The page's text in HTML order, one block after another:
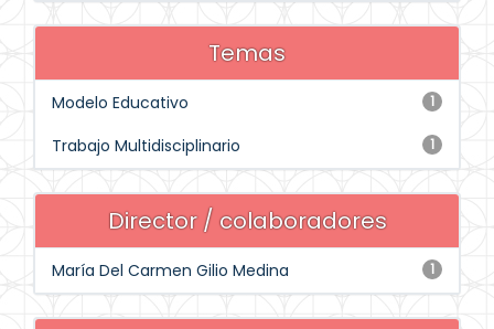
Temas
1
Modelo Educativo
1
Trabajo Multidisciplinario
Director / colaboradores
1
María Del Carmen Gilio Medina